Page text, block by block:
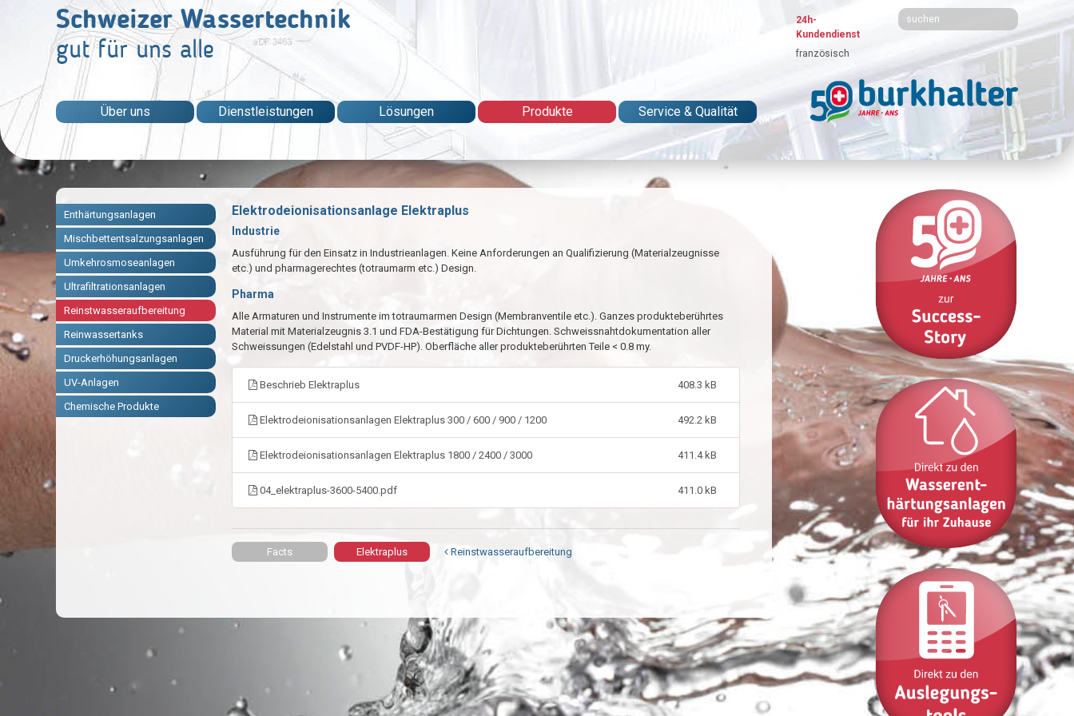
Schweizer Wassertechnik
gut für uns alle
24h-
Kundendienst
französisch
Über uns Dienstleistungen Lösungen Produkte Service & Qualität
Enthärtungsanlagen
Mischbettentsalzungsanlagen
Umkehrosmoseanlagen
Ultrafiltrationsanlagen
Reinstwasseraufbereitung
Reinwassertanks
Druckerhöhungsanlagen
UV-Anlagen
Chemische Produkte
Elektrodeionisationsanlage Elektraplus
Industrie
Ausführung für den Einsatz in Industrieanlagen. Keine Anforderungen an Qualifizierung (Materialzeugnisse
etc.) und pharmagerechtes (totraumarm etc.) Design.
Pharma
Alle Armaturen und Instrumente im totraumarmen Design (Membranventile etc.). Ganzes produkteberührtes
Material mit Materialzeugnis 3.1 und FDA-Bestätigung für Dichtungen. Schweissnahtdokumentation aller
Schweissungen (Edelstahl und PVDF-HP). Oberfläche aller produkteberührten Teile < 0.8 my.
Beschrieb Elektraplus 408.3 kB
Elektrodeionisationsanlagen Elektraplus 300 / 600 / 900 / 1200 492.2 kB
Elektrodeionisationsanlagen Elektraplus 1800 / 2400 / 3000 411.4 kB
04_elektraplus-3600-5400.pdf 411.0 kB
Facts Elektraplus Reinstwasseraufbereitung